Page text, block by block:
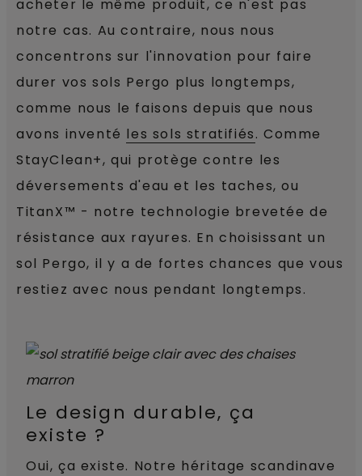
acheter le même produit, ce n'est pas
notre cas. Au contraire, nous nous
concentrons sur l'innovation pour faire
durer vos sols Pergo plus longtemps,
comme nous le faisons depuis que nous
avons inventé les sols stratifiés. Comme
StayClean+, qui protège contre les
déversements d'eau et les taches, ou
TitanX™ - notre technologie brevetée de
résistance aux rayures. En choisissant un
sol Pergo, il y a de fortes chances que vous
restiez avec nous pendant longtemps.
Le design durable, ça
existe ?
Oui, ça existe. Notre héritage scandinave